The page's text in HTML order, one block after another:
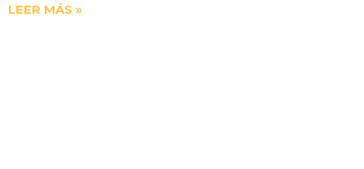
LEER MÁS »